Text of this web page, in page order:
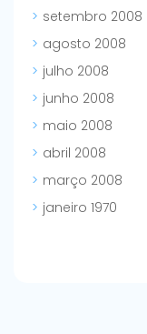
setembro 2008
agosto 2008
julho 2008
junho 2008
maio 2008
abril 2008
março 2008
janeiro 1970